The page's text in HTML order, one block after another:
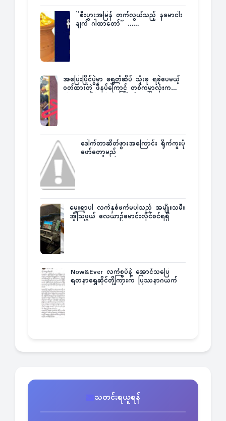
”စီးပွားအမြန် တက်လွယ်သည့် နမောငါး
ချက် ဂါထာတော်” ……
အပြေးပြိုင်ပွဲမှာ ရွှေတံဆိပ် သုံးခု ရခဲ့ပေမယ့်
ဝတ်ထားတဲ့ ဖိနပ်ကြောင့် တစ်ကမ္ဘာလုံးက
ဒေါက်တာဆိတ်ဖွားအကြောင်း ရိုက်ကူးပုံ
ဖော်တော့မည်
မွေးရာပါ လက်နှစ်ဖက်မပါသည့် အမျိုးသမီး
အံ့သြဖွယ် လေယာဉ်မောင်းလိုင်စင်ရရှိ
Now&Ever လက်စွပ်နဲ့ အောင်သပြေ
ရတနာရွှေဆိုင်တို့ကြားက ပြဿနာဂယက်
သတင်းရယူရန်